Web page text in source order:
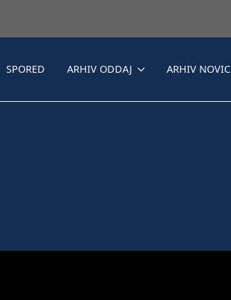
SPORED ARHIV ODDAJ ARHIV NOVIC